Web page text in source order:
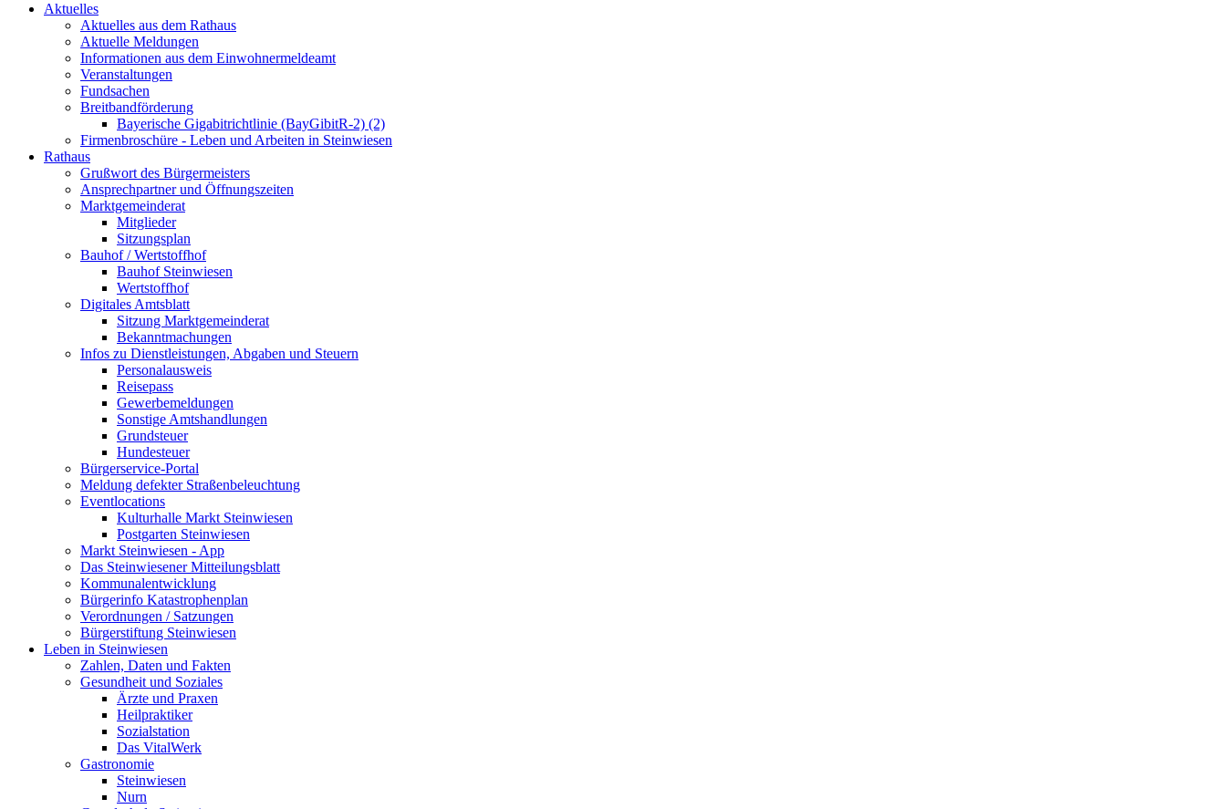
Aktuelles
Aktuelles aus dem Rathaus
Aktuelle Meldungen
Informationen aus dem Einwohnermeldeamt
Veranstaltungen
Fundsachen
Breitbandförderung
Bayerische Gigabitrichtlinie (BayGibitR-2) (2)
Firmenbroschüre - Leben und Arbeiten in Steinwiesen
Rathaus
Grußwort des Bürgermeisters
Ansprechpartner und Öffnungszeiten
Marktgemeinderat
Mitglieder
Sitzungsplan
Bauhof / Wertstoffhof
Bauhof Steinwiesen
Wertstoffhof
Digitales Amtsblatt
Sitzung Marktgemeinderat
Bekanntmachungen
Infos zu Dienstleistungen, Abgaben und Steuern
Personalausweis
Reisepass
Gewerbemeldungen
Sonstige Amtshandlungen
Grundsteuer
Hundesteuer
Bürgerservice-Portal
Meldung defekter Straßenbeleuchtung
Eventlocations
Kulturhalle Markt Steinwiesen
Postgarten Steinwiesen
Markt Steinwiesen - App
Das Steinwiesener Mitteilungsblatt
Kommunalentwicklung
Bürgerinfo Katastrophenplan
Verordnungen / Satzungen
Bürgerstiftung Steinwiesen
Leben in Steinwiesen
Zahlen, Daten und Fakten
Gesundheit und Soziales
Ärzte und Praxen
Heilpraktiker
Sozialstation
Das VitalWerk
Gastronomie
Steinwiesen
Nurn